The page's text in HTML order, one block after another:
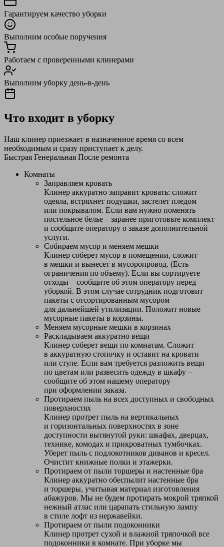
Гарантируем качество уборки
Выполним особые поручения
Работаем с проверенными клинерами
Выполним уборку день-в-день
Что входит в уборку
Наш клинер приезжает в назначенное время со всем
необходимым и сразу приступает к делу.
Быстрая Генеральная После ремонта
Комнаты
Заправляем кровать
Клинер аккуратно заправит кровать: сложит
одеяла, встряхнет подушки, застелет пледом
или покрывалом. Если вам нужно поменять
постельное белье – заранее приготовьте комплект
и сообщите оператору о заказе дополнительной
услуги.
Собираем мусор и меняем мешки
Клинер соберет мусор в помещении, сложит
в мешки и вынесет в мусоропровод. (Есть
ограничения по объему). Если вы сортируете
отходы – сообщите об этом оператору перед
уборкой. В этом случае сотрудник подготовит
пакеты с отсортированным мусором
для дальнейшей утилизации. Положит новые
мусорные пакеты в корзины.
Меняем мусорные мешки в корзинах
Раскладываем аккуратно вещи
Клинер соберет вещи по комнатам. Сложит
в аккуратную стопочку и оставит на кровати
или стуле. Если вам требуется разложить вещи
по цветам или развесить одежду в шкафу –
сообщите об этом нашему оператору
при оформлении заказа.
Протираем пыль на всех доступных и свободных
поверхностях
Клинер протрет пыль на вертикальных
и горизонтальных поверхностях в зоне
доступности вытянутой руки: шкафах, дверцах,
технике, комодах и прикроватных тумбочках.
Уберет пыль с подлокотников диванов и кресел.
Очистит книжные полки и этажерки.
Протираем от пыли торшеры и настенные бра
Клинер аккуратно обеспылит настенные бра
и торшеры, учитывая материал изготовления
абажуров. Мы не будем протирать мокрой тряпкой
нежный атлас или царапать стильную лампу
в стиле лофт из нержавейки.
Протираем от пыли подоконники
Клинер протрет сухой и влажной тряпочкой все
подоконники в комнате. При уборке мы